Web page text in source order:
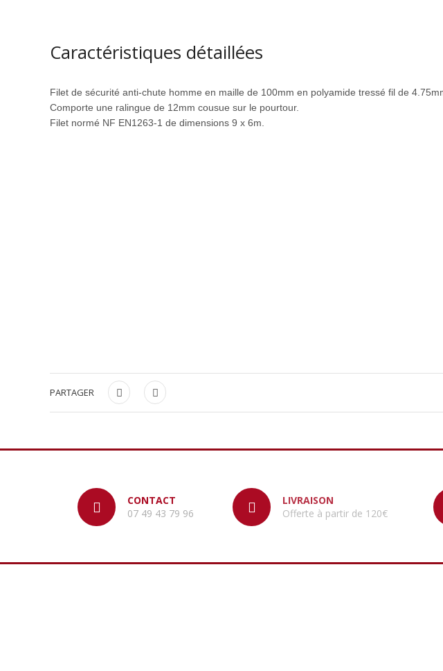
Caractéristiques détaillées
Filet de sécurité anti-chute homme en maille de 100mm en polyamide tressé fil de
Comporte une ralingue de 12mm cousue sur le pourtour.
Filet normé NF EN1263-1 de dimensions 9 x 6m.
PARTAGER
CONTACT
07 49 43 79 96
LIVRAISON
Offerte à partir de 120€